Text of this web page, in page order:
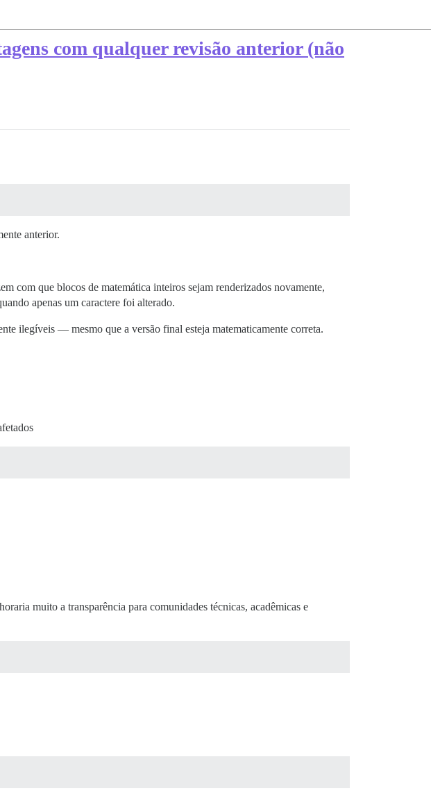
com qualquer revisão anterior (não
anterior.
com que blocos de matemática inteiros sejam renderizados novamente,
apenas um caractere foi alterado.
ilegíveis — mesmo que a versão final esteja matematicamente correta.
muito a transparência para comunidades técnicas, acadêmicas e